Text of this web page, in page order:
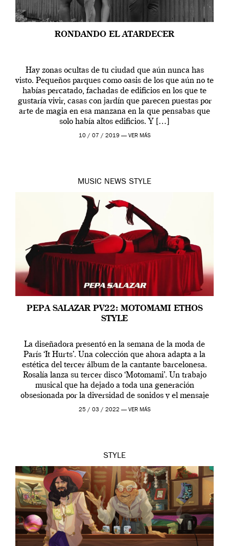
RONDANDO EL ATARDECER
Hay zonas ocultas de tu ciudad que aún nunca has
visto. Pequeños parques como oasis de los que aún no te
habías percatado, fachadas de edificios en los que te
gustaría vivir, casas con jardín que parecen puestas por
arte de magia en esa manzana en la que pensabas que
solo había altos edificios. Y […]
10 / 07 / 2019 — VER MÁS
MUSIC NEWS STYLE
PEPA SALAZAR PV22: MOTOMAMI ETHOS
STYLE
La diseñadora presentó en la semana de la moda de
París ‘It Hurts’. Una colección que ahora adapta a la
estética del tercer álbum de la cantante barcelonesa.
Rosalía lanza su tercer disco ‘Motomami’. Un trabajo
musical que ha dejado a toda una generación
obsesionada por la diversidad de sonidos y el mensaje
profundo que […]
25 / 03 / 2022 — VER MÁS
STYLE